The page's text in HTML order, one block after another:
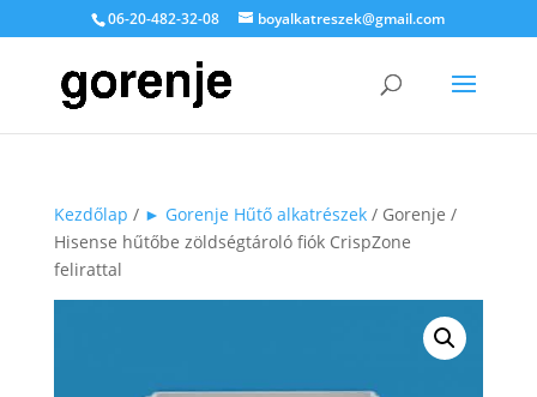
06-20-482-32-08 boyalkatreszek@gmail.com
Kezdőlap / ► Gorenje Hűtő alkatrészek/ Gorenje /
Hisense hűtőbe zöldségtároló fiók CrispZone
felirattal